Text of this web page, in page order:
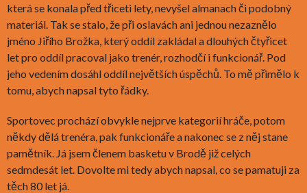
která se konala před třiceti lety, nevyšel almanach či podobný
materiál. Tak se stalo, že při oslavách ani jednou nezaznělo
jméno Jiřího Brožka, který oddíl zakládal a dlouhých čtyřicet
let pro oddíl pracoval jako trenér, rozhodčí i funkcionář. Pod
jeho vedením dosáhl oddíl největších úspěchů. To mě přimělo k
tomu, abych napsal tyto řádky.
Sportovec prochází obvykle nejprve kategorií hráče, potom
někdy dělá trenéra, pak funkcionáře a nakonec se z něj stane
pamětník. Já jsem členem basketu v Brodě již celých
sedmdesát let. Dovolte mi tedy abych napsal, co se pamatuji za
těch 80 let já.